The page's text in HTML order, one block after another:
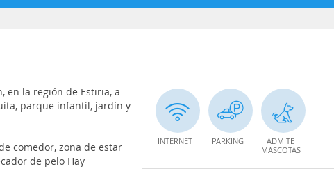
en la región de Estiria, a
parque infantil, jardín y
comedor, zona de estar
de pelo Hay
INTERNET PARKING
ADMITE
MASCOTAS